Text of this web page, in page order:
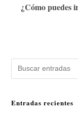
¿Cómo puedes
Buscar
Entradas recientes